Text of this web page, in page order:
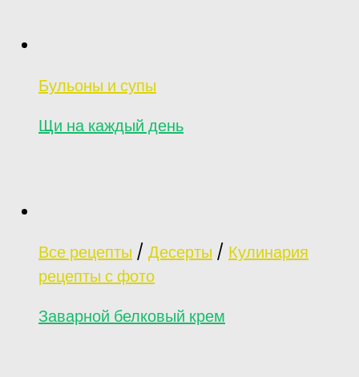
Бульоны и супы
Щи на каждый день
Все рецепты / Десерты / Кулинария
рецепты с фото
Заварной белковый крем